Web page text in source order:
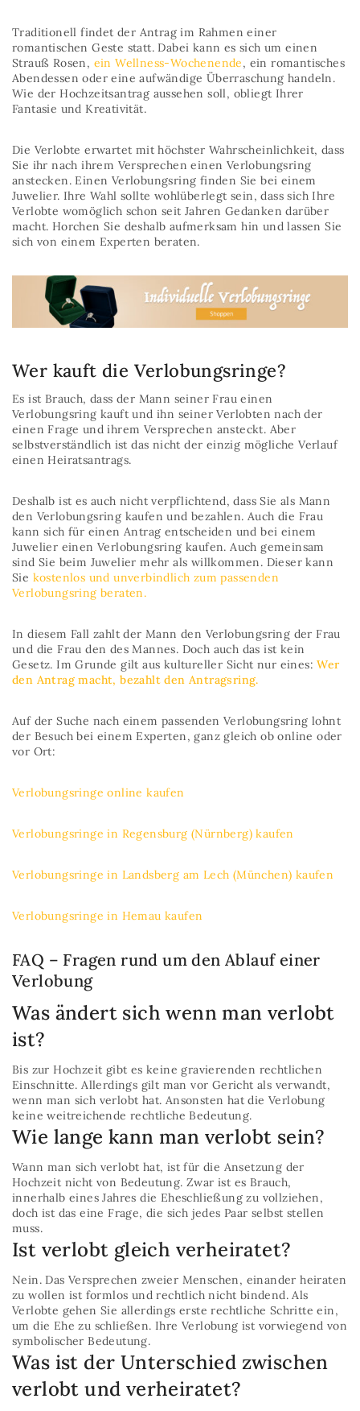
Traditionell findet der Antrag im Rahmen einer
romantischen Geste statt. Dabei kann es sich um einen
Strauß Rosen, ein Wellness-Wochenende, ein romantisches
Abendessen oder eine aufwändige Überraschung handeln.
Wie der Hochzeitsantrag aussehen soll, obliegt Ihrer
Fantasie und Kreativität.
Die Verlobte erwartet mit höchster Wahrscheinlichkeit, dass
Sie ihr nach ihrem Versprechen einen Verlobungsring
anstecken. Einen Verlobungsring finden Sie bei einem
Juwelier. Ihre Wahl sollte wohlüberlegt sein, dass sich Ihre
Verlobte womöglich schon seit Jahren Gedanken darüber
macht. Horchen Sie deshalb aufmerksam hin und lassen Sie
sich von einem Experten beraten.
Wer kauft die Verlobungsringe?
Es ist Brauch, dass der Mann seiner Frau einen
Verlobungsring kauft und ihn seiner Verlobten nach der
einen Frage und ihrem Versprechen ansteckt. Aber
selbstverständlich ist das nicht der einzig mögliche Verlauf
einen Heiratsantrags.
Deshalb ist es auch nicht verpflichtend, dass Sie als Mann
den Verlobungsring kaufen und bezahlen. Auch die Frau
kann sich für einen Antrag entscheiden und bei einem
Juwelier einen Verlobungsring kaufen. Auch gemeinsam
sind Sie beim Juwelier mehr als willkommen. Dieser kann
Sie kostenlos und unverbindlich zum passenden
Verlobungsring beraten.
In diesem Fall zahlt der Mann den Verlobungsring der Frau
und die Frau den des Mannes. Doch auch das ist kein
Gesetz. Im Grunde gilt aus kultureller Sicht nur eines:Wer
den Antrag macht, bezahlt den Antragsring.
Auf der Suche nach einem passenden Verlobungsring lohnt
der Besuch bei einem Experten, ganz gleich ob online oder
vor Ort:
Verlobungsringe online kaufen
Verlobungsringe in Regensburg (Nürnberg) kaufen
Verlobungsringe in Landsberg am Lech (München) kaufen
Verlobungsringe in Hemau kaufen
FAQ – Fragen rund um den Ablauf einer
Verlobung
Was ändert sich wenn man verlobt
ist?
Bis zur Hochzeit gibt es keine gravierenden rechtlichen
Einschnitte. Allerdings gilt man vor Gericht als verwandt,
wenn man sich verlobt hat. Ansonsten hat die Verlobung
keine weitreichende rechtliche Bedeutung.
Wie lange kann man verlobt sein?
Wann man sich verlobt hat, ist für die Ansetzung der
Hochzeit nicht von Bedeutung. Zwar ist es Brauch,
innerhalb eines Jahres die Eheschließung zu vollziehen,
doch ist das eine Frage, die sich jedes Paar selbst stellen
muss.
Ist verlobt gleich verheiratet?
Nein. Das Versprechen zweier Menschen, einander heiraten
zu wollen ist formlos und rechtlich nicht bindend. Als
Verlobte gehen Sie allerdings erste rechtliche Schritte ein,
um die Ehe zu schließen. Ihre Verlobung ist vorwiegend von
symbolischer Bedeutung.
Was ist der Unterschied zwischen
verlobt und verheiratet?